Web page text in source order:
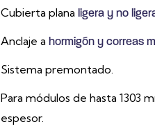
Cubierta plana ligera y no
Anclaje a hormigón y correas
Sistema premontado.
Para módulos de hasta 1303
espesor.